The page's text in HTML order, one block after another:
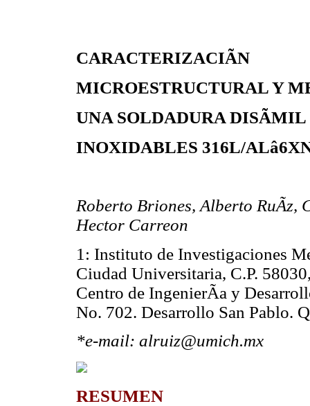
CARACTERIZACIÃN
MICROESTRUCTURAL Y
UNA SOLDADURA
INOXIDABLES 316L/ALâ
Roberto Briones, Alberto RuÃ­z,
Hector Carreon
1: Instituto de Investigaciones
Ciudad Universitaria, C.P.
Centro de IngenierÃ­a y
No. 702. Desarrollo San Pablo.
*e-mail: alruiz@umich.mx
RESUMEN